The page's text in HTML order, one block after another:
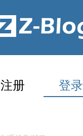
注册 登录